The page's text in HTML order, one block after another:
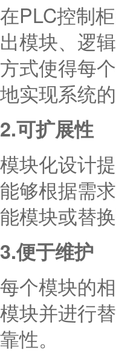
在PLC控制
出模块、逻
方式使得每
地实现系统
2.可扩展性
模块化设计
能够根据需
能模块或替
3.便于维护
每个模块的
模块并进行
靠性。